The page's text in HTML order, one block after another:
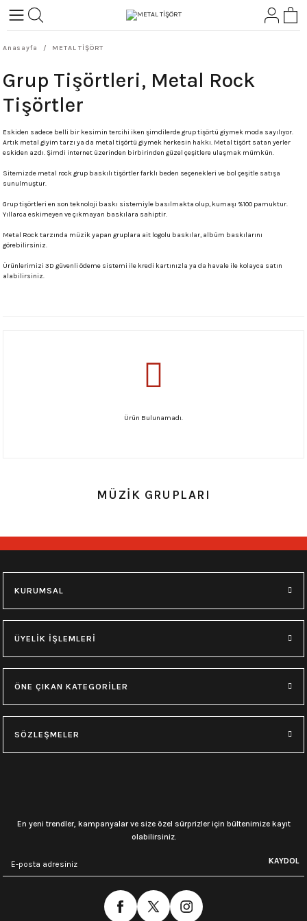
Geri Dön
ROCK
Geri Dön
Anasayfa METAL TİŞÖRT
Grup Tişörtleri, Metal Rock
Tişörtler
Eskiden sadece belli bir kesimin tercihi iken şimdilerde grup tişörtü giymek moda sayılıyor.
Artık metal giyim tarzı ya da metal tişörtü giymek herkesin hakkı. Metal tişört satan yerler
eskiden azdı. Şimdi internet üzerinden birbirinden güzel çeşitlere ulaşmak mümkün.
Sitemizde metal rock grup baskılı tişörtler farklı beden seçenekleri ve bol çeşitle satışa
sunulmuştur.
Grup tişörtleri en son teknoloji baskı sistemiyle basılmakta olup, kumaşı %100 pamuktur.
Yıllarca eskimeyen ve çıkmayan baskılara sahiptir.
Metal Rock tarzında müzik yapan gruplara ait logolu baskılar, albüm baskılarını
görebilirsiniz.
Ürünlerimizi 3D güvenli ödeme sistemi ile kredi kartınızla ya da havale ile kolayca satın
alabilirsiniz.
Ürün Bulunamadı.
MÜZİK GRUPLARI
KURUMSAL
ÜYELİK İŞLEMLERİ
ÖNE ÇIKAN KATEGORİLER
SÖZLEŞMELER
En yeni trendler, kampanyalar ve size özel sürprizler için bültenimize kayıt
olabilirsiniz.
KAYDOL